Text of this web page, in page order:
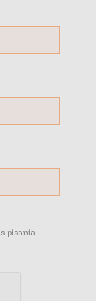
pisania